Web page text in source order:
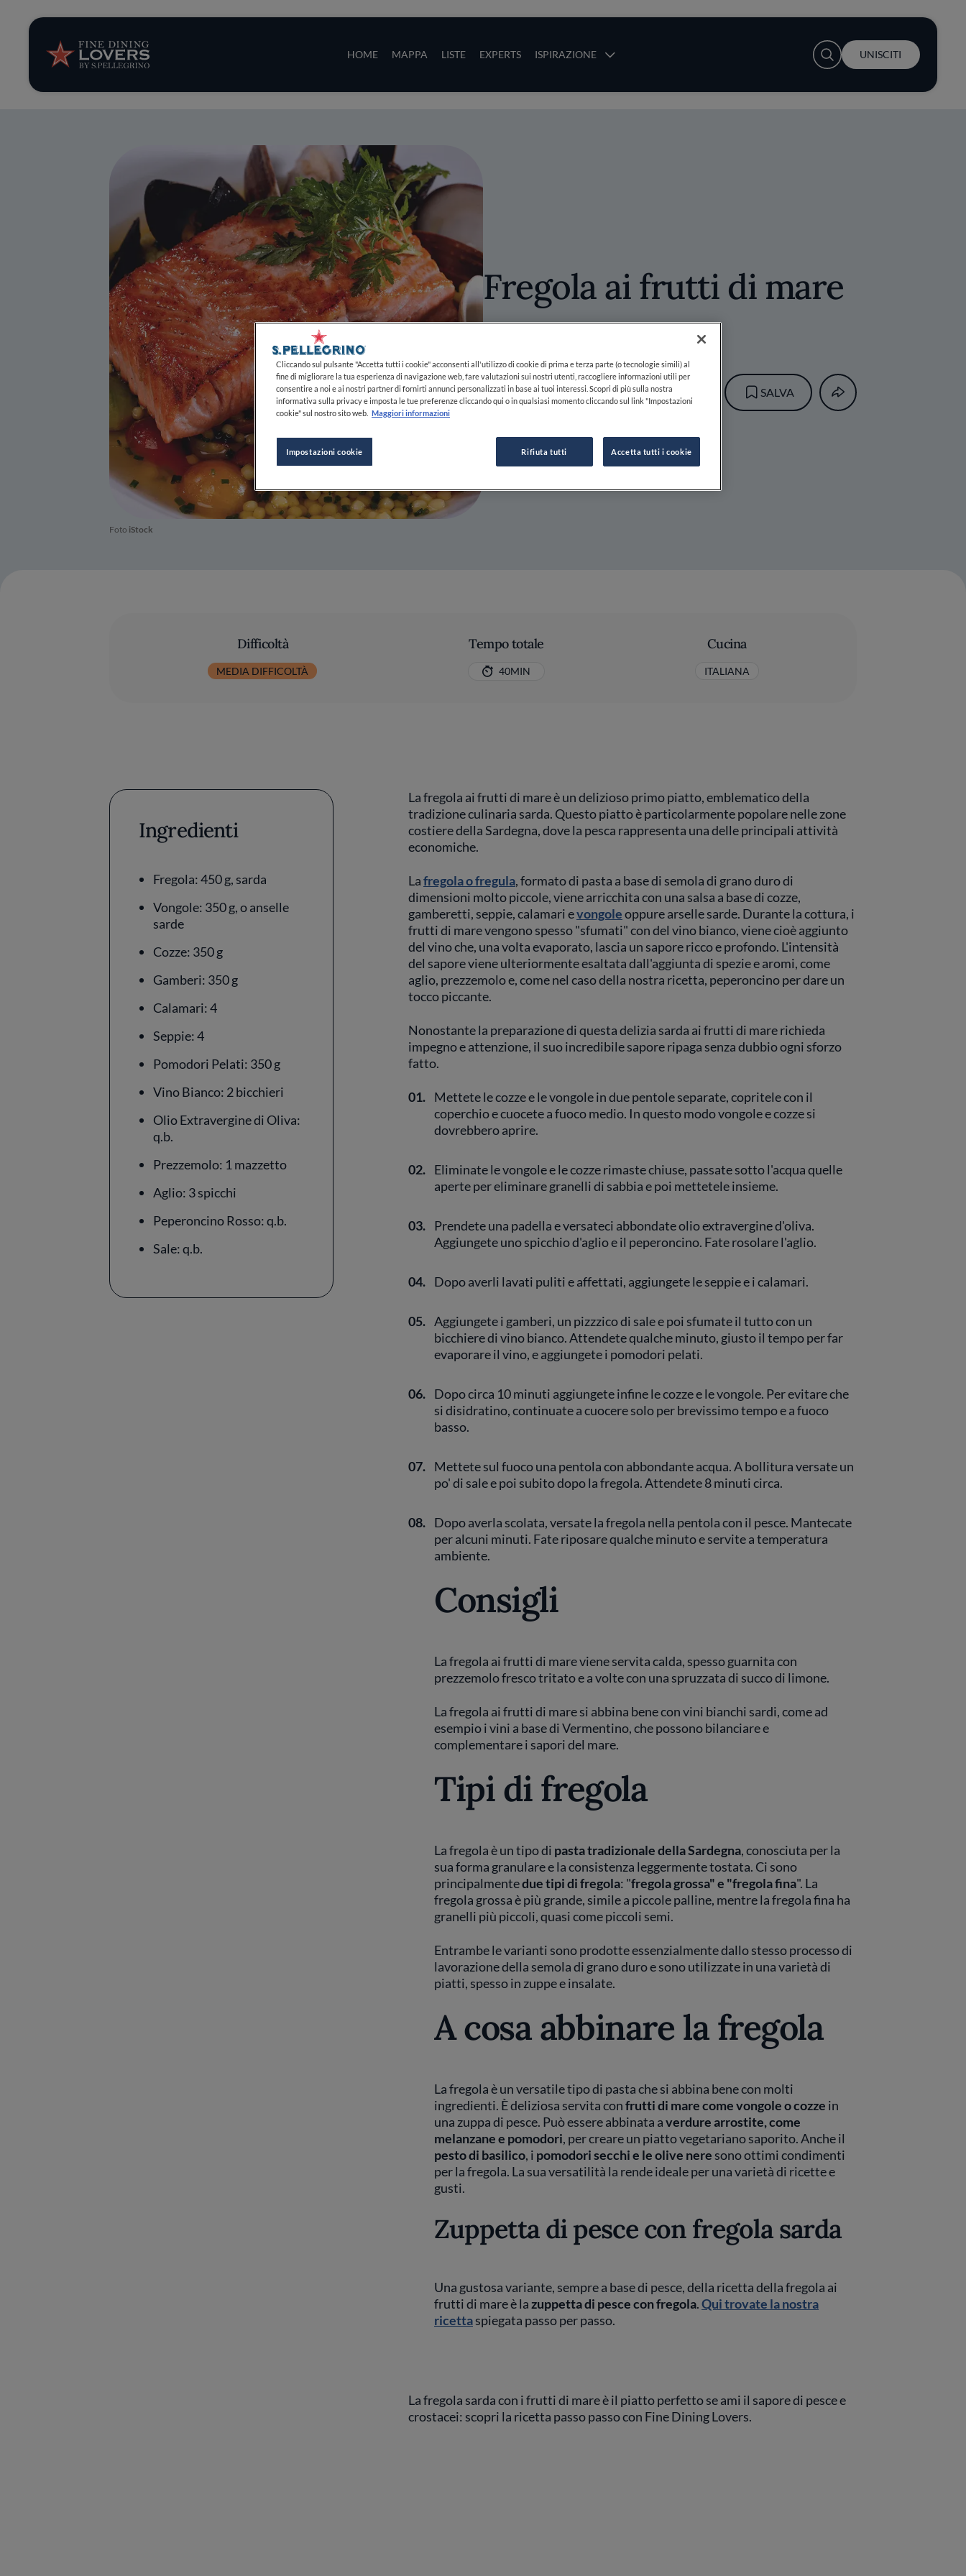
HOME MAPPA LISTE EXPERTS ISPIRAZIONE
Storie e tendenze
Ricette
Trucchi e consigli
Serie
User account menu
UNISCITI
Foto iStock
Fregola ai frutti di mare
DAFINE DINING LOVERS
REDAZIONE
SALVA
Difficoltà
MEDIA DIFFICOLTÀ
Tempo totale
40MIN
Cucina
ITALIANA
Ingredienti
Fregola: 450 g, sarda
Vongole: 350 g, o anselle
sarde
Cozze: 350 g
Gamberi: 350 g
Calamari: 4
Seppie: 4
Pomodori Pelati: 350 g
Vino Bianco: 2 bicchieri
Olio Extravergine di Oliva:
q.b.
Prezzemolo: 1 mazzetto
Aglio: 3 spicchi
Peperoncino Rosso: q.b.
Sale: q.b.
La fregola ai frutti di mare è un delizioso primo piatto, emblematico della
tradizione culinaria sarda. Questo piatto è particolarmente popolare nelle zone
costiere della Sardegna, dove la pesca rappresenta una delle principali attività
economiche.
Lafregola o fregula, formato di pasta a base di semola di grano duro di
dimensioni molto piccole, viene arricchita con una salsa a base di cozze,
gamberetti, seppie, calamari evongoleoppure arselle sarde. Durante la cottura, i
frutti di mare vengono spesso "sfumati" con del vino bianco, viene cioè aggiunto
del vino che, una volta evaporato, lascia un sapore ricco e profondo. L'intensità
del sapore viene ulteriormente esaltata dall'aggiunta di spezie e aromi, come
aglio, prezzemolo e, come nel caso della nostra ricetta, peperoncino per dare un
tocco piccante.
Nonostante la preparazione di questa delizia sarda ai frutti di mare richieda
impegno e attenzione, il suo incredibile sapore ripaga senza dubbio ogni sforzo
fatto.
01. Mettete le cozze e le vongole in due pentole separate, copritele con il
coperchio e cuocete a fuoco medio. In questo modo vongole e cozze si
dovrebbero aprire.
02. Eliminate le vongole e le cozze rimaste chiuse, passate sotto l'acqua quelle
aperte per eliminare granelli di sabbia e poi mettetele insieme.
03. Prendete una padella e versateci abbondate olio extravergine d'oliva.
Aggiungete uno spicchio d'aglio e il peperoncino. Fate rosolare l'aglio.
04. Dopo averli lavati puliti e affettati, aggiungete le seppie e i calamari.
05. Aggiungete i gamberi, un pizzzico di sale e poi sfumate il tutto con un
bicchiere di vino bianco. Attendete qualche minuto, giusto il tempo per far
evaporare il vino, e aggiungete i pomodori pelati.
06. Dopo circa 10 minuti aggiungete infine le cozze e le vongole. Per evitare che
si disidratino, continuate a cuocere solo per brevissimo tempo e a fuoco
basso.
07. Mettete sul fuoco una pentola con abbondante acqua. A bollitura versate un
po' di sale e poi subito dopo la fregola. Attendete 8 minuti circa.
08. Dopo averla scolata, versate la fregola nella pentola con il pesce. Mantecate
per alcuni minuti. Fate riposare qualche minuto e servite a temperatura
ambiente.
Consigli
La fregola ai frutti di mare viene servita calda, spesso guarnita con
prezzemolo fresco tritato e a volte con una spruzzata di succo di limone.
La fregola ai frutti di mare si abbina bene con vini bianchi sardi, come ad
esempio i vini a base di Vermentino, che possono bilanciare e
complementare i sapori del mare.
Tipi di fregola
La fregola è un tipo di pasta tradizionale della Sardegna, conosciuta per la
sua forma granulare e la consistenza leggermente tostata. Ci sono
principalmentedue tipi di fregola: "fregola grossa" e "fregola fina". La
fregola grossa è più grande, simile a piccole palline, mentre la fregola fina ha
granelli più piccoli, quasi come piccoli semi.
Entrambe le varianti sono prodotte essenzialmente dallo stesso processo di
lavorazione della semola di grano duro e sono utilizzate in una varietà di
piatti, spesso in zuppe e insalate.
A cosa abbinare la fregola
La fregola è un versatile tipo di pasta che si abbina bene con molti
ingredienti. È deliziosa servita confrutti di mare come vongole o cozze in
una zuppa di pesce. Può essere abbinata averdure arrostite, come
melanzane e pomodori, per creare un piatto vegetariano saporito. Anche il
pesto di basilico, i pomodori secchi e le olive neresono ottimi condimenti
per la fregola. La sua versatilità la rende ideale per una varietà di ricette e
gusti.
Zuppetta di pesce con fregola sarda
Una gustosa variante, sempre a base di pesce, della ricetta della fregola ai
frutti di mare è la zuppetta di pesce con fregola.Qui trovate la nostra
ricettaspiegata passo per passo.
La fregola sarda con i frutti di mare è il piatto perfetto se ami il sapore di pesce e
crostacei: scopri la ricetta passo passo con Fine Dining Lovers.
Cliccando sul pulsante "Accetta tutti i cookie" acconsenti all'utilizzo di cookie di prima e terza parte (o tecnologie simili) al
fine di migliorare la tua esperienza di navigazione web, fare valutazioni sui nostri utenti, raccogliere informazioni utili per
consentire a noi e ai nostri partner di fornirti annunci personalizzati in base ai tuoi interessi. Scopri di più sulla nostra
informativa sulla privacy e imposta le tue preferenze cliccando qui o in qualsiasi momento cliccando sul link "Impostazioni
cookie" sul nostro sito web. Maggiori informazioni
Impostazioni cookie Rifiuta tutti Accetta tutti i cookie